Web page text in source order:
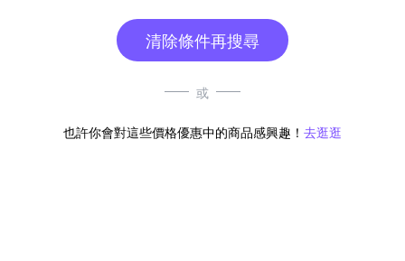
清除條件再搜尋
或
也許你會對這些價格優惠中的商品感興趣！ 去逛逛